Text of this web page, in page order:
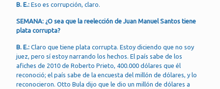
B. E.: Eso es corrupción, claro.
SEMANA: ¿O sea que la reelección de Juan Manuel Santos tiene
plata corrupta?
B. E.: Claro que tiene plata corrupta. Estoy diciendo que no soy
juez, pero sí estoy narrando los hechos. El país sabe de los
afiches de 2010 de Roberto Prieto, 400.000 dólares que él
reconoció; el país sabe de la encuesta del millón de dólares, y lo
reconocieron. Otto Bula dijo que le dio un millón de dólares a